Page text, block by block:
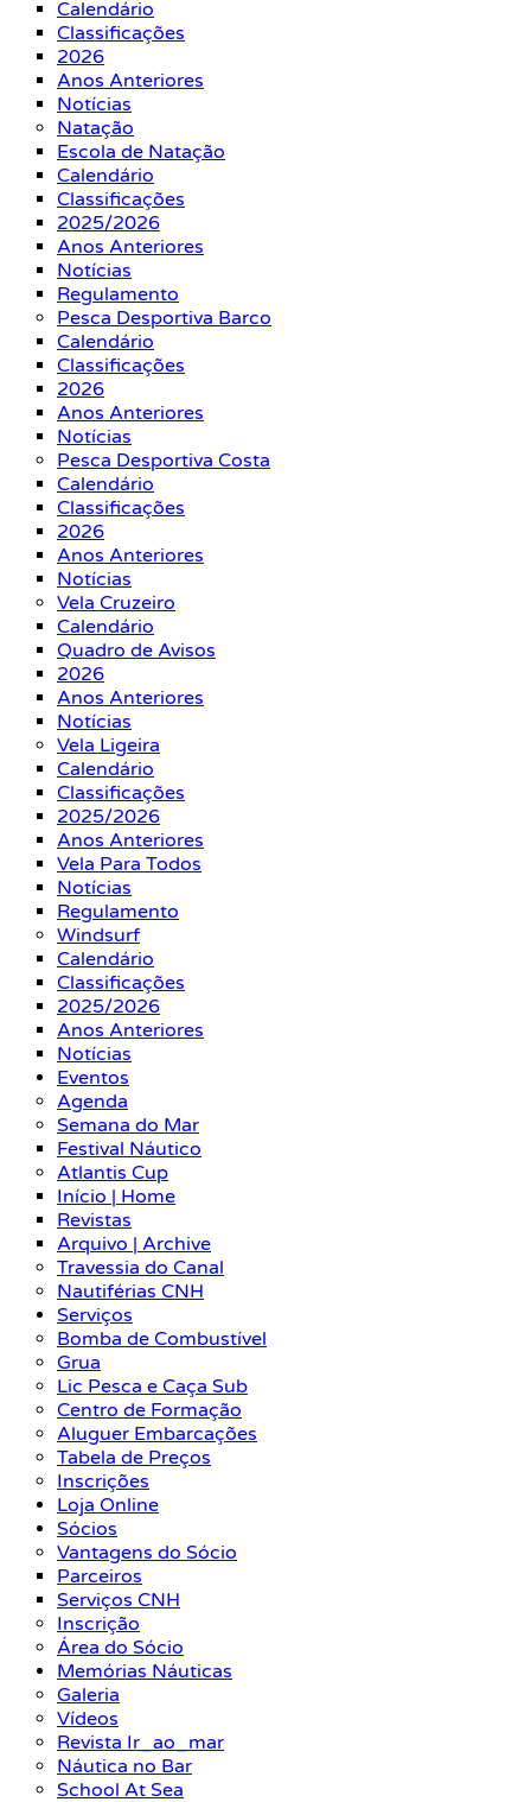
Calendário
Classificações
2026
Anos Anteriores
Notícias
Natação
Escola de Natação
Calendário
Classificações
2025/2026
Anos Anteriores
Notícias
Regulamento
Pesca Desportiva Barco
Calendário
Classificações
2026
Anos Anteriores
Notícias
Pesca Desportiva Costa
Calendário
Classificações
2026
Anos Anteriores
Notícias
Vela Cruzeiro
Calendário
Quadro de Avisos
2026
Anos Anteriores
Notícias
Vela Ligeira
Calendário
Classificações
2025/2026
Anos Anteriores
Vela Para Todos
Notícias
Regulamento
Windsurf
Calendário
Classificações
2025/2026
Anos Anteriores
Notícias
Eventos
Agenda
Semana do Mar
Festival Náutico
Atlantis Cup
Início | Home
Revistas
Arquivo | Archive
Travessia do Canal
Nautiférias CNH
Serviços
Bomba de Combustível
Grua
Lic Pesca e Caça Sub
Centro de Formação
Aluguer Embarcações
Tabela de Preços
Inscrições
Loja Online
Sócios
Vantagens do Sócio
Parceiros
Serviços CNH
Inscrição
Área do Sócio
Memórias Náuticas
Galeria
Vídeos
Revista Ir_ao_mar
Náutica no Bar
School At Sea